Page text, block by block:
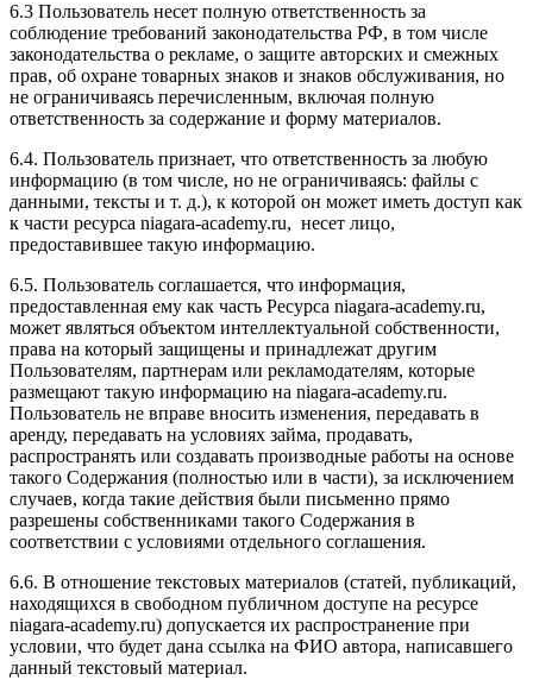
6.3 Пользователь несет полную ответственность за
соблюдение требований законодательства РФ, в том числе
законодательства о рекламе, о защите авторских и смежных
прав, об охране товарных знаков и знаков обслуживания, но
не ограничиваясь перечисленным, включая полную
ответственность за содержание и форму материалов.
6.4. Пользователь признает, что ответственность за любую
информацию (в том числе, но не ограничиваясь: файлы с
данными, тексты и т. д.), к которой он может иметь доступ как
к части ресурса niagara-academy.ru, несет лицо,
предоставившее такую информацию.
6.5. Пользователь соглашается, что информация,
предоставленная ему как часть Ресурса niagara-academy.ru,
может являться объектом интеллектуальной собственности,
права на который защищены и принадлежат другим
Пользователям, партнерам или рекламодателям, которые
размещают такую информацию на niagara-academy.ru.
Пользователь не вправе вносить изменения, передавать в
аренду, передавать на условиях займа, продавать,
распространять или создавать производные работы на основе
такого Содержания (полностью или в части), за исключением
случаев, когда такие действия были письменно прямо
разрешены собственниками такого Содержания в
соответствии с условиями отдельного соглашения.
6.6. В отношение текстовых материалов (статей, публикаций,
находящихся в свободном публичном доступе на ресурсе
niagara-academy.ru) допускается их распространение при
условии, что будет дана ссылка на ФИО автора, написавшего
данный текстовый материал.